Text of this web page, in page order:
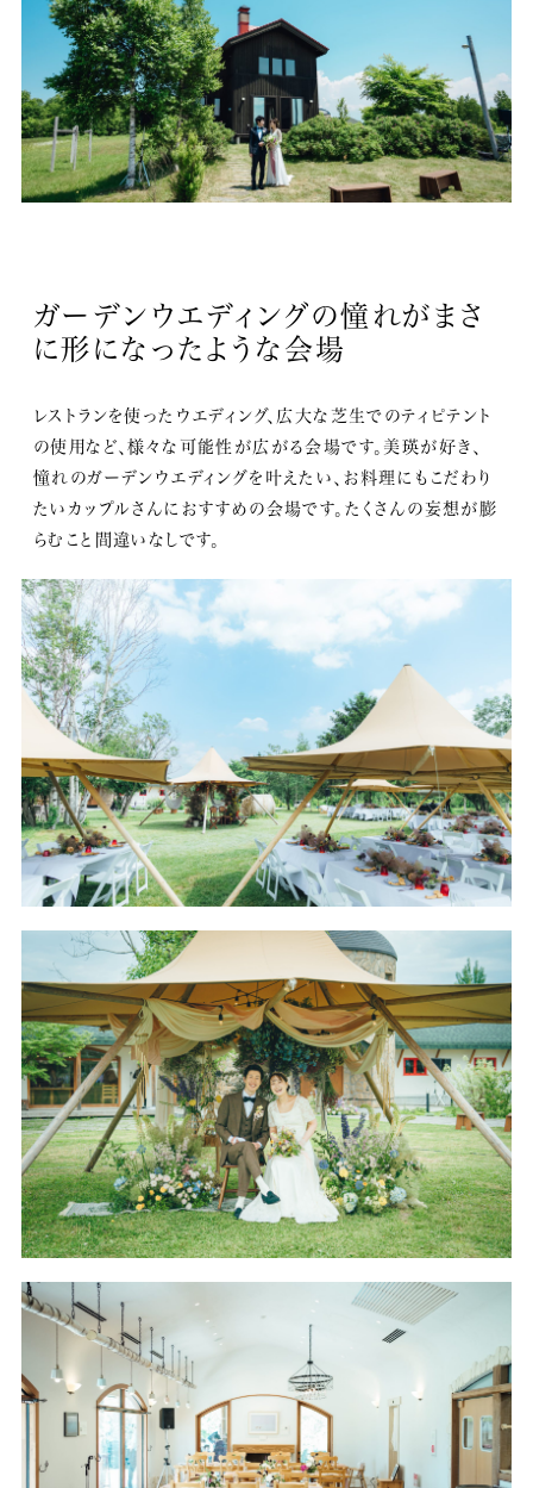
ガーデンウエディングの憧れがまさ
に形になったような会場
レストランを使ったウエディング、広大な芝生でのティピテント
の使用など、様々な可能性が広がる会場です。美瑛が好き、
憧れのガーデンウエディングを叶えたい、お料理にもこだわり
たいカップルさんにおすすめの会場です。たくさんの妄想が膨
らむこと間違いなしです。